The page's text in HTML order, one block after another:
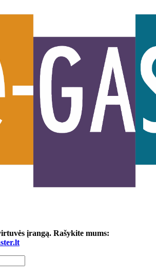
įrangą. Rašykite mums: